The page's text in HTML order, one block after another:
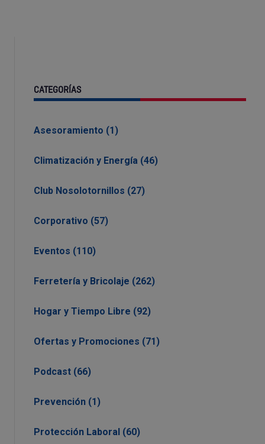
CATEGORÍAS
Asesoramiento (1)
Climatización y Energía (46)
Club Nosolotornillos (27)
Corporativo (57)
Eventos (110)
Ferretería y Bricolaje (262)
Hogar y Tiempo Libre (92)
Ofertas y Promociones (71)
Podcast (66)
Prevención (1)
Protección Laboral (60)